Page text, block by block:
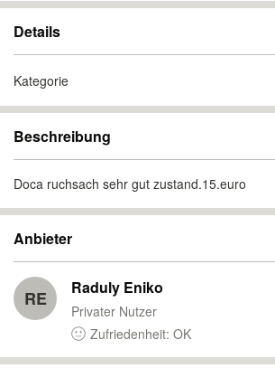
Details
Kategorie
Beschreibung
Doca ruchsach sehr gut zustand.15.euro
Anbieter
RE Raduly Eniko
Privater Nutzer
Zufriedenheit: OK